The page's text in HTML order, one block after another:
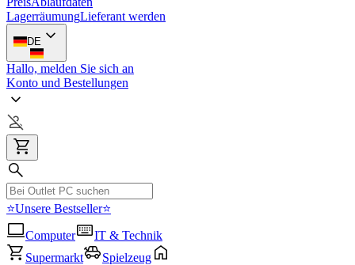
LagerräumungLieferant werden
DE
Hallo, melden Sie sich an
Konto und Bestellungen
⭐Unsere Bestseller⭐
Computer
IT & Technik
Supermarkt
Spielzeug